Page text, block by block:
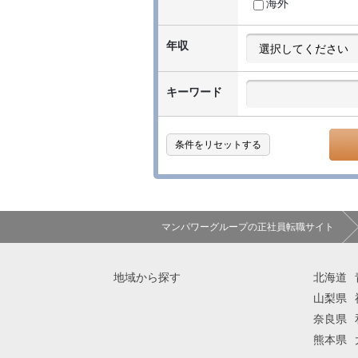
海外
年収
キーワード
条件をリセットする
マンパワーグループの正社員転職サイト
地域から探す 北海道
山梨県
奈良県
熊本県